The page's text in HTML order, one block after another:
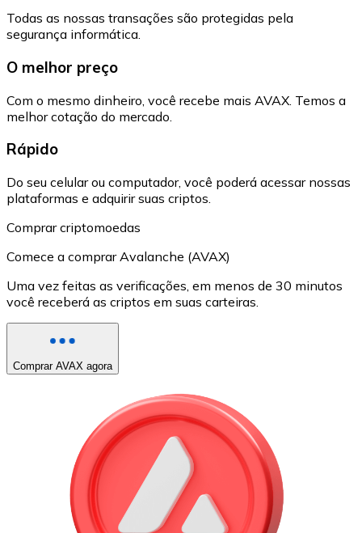
Todas as nossas transações são protegidas pela
segurança informática.
O melhor preço
Com o mesmo dinheiro, você recebe mais AVAX. Temos a
melhor cotação do mercado.
Rápido
Do seu celular ou computador, você poderá acessar nossas
plataformas e adquirir suas criptos.
Comprar criptomoedas
Comece a comprar Avalanche (AVAX)
Uma vez feitas as verificações, em menos de 30 minutos
você receberá as criptos em suas carteiras.
Comprar AVAX agora